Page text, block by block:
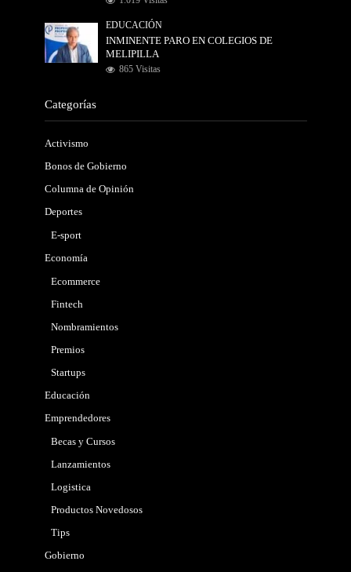
EDUCACIÓN
INMINENTE PARO EN COLEGIOS DE
MELIPILLA
865 Visitas
Categorías
Activismo
Bonos de Gobierno
Columna de Opinión
Deportes
E-sport
Economía
Ecommerce
Fintech
Nombramientos
Premios
Startups
Educación
Emprendedores
Becas y Cursos
Lanzamientos
Logistica
Productos Novedosos
Tips
Gobierno